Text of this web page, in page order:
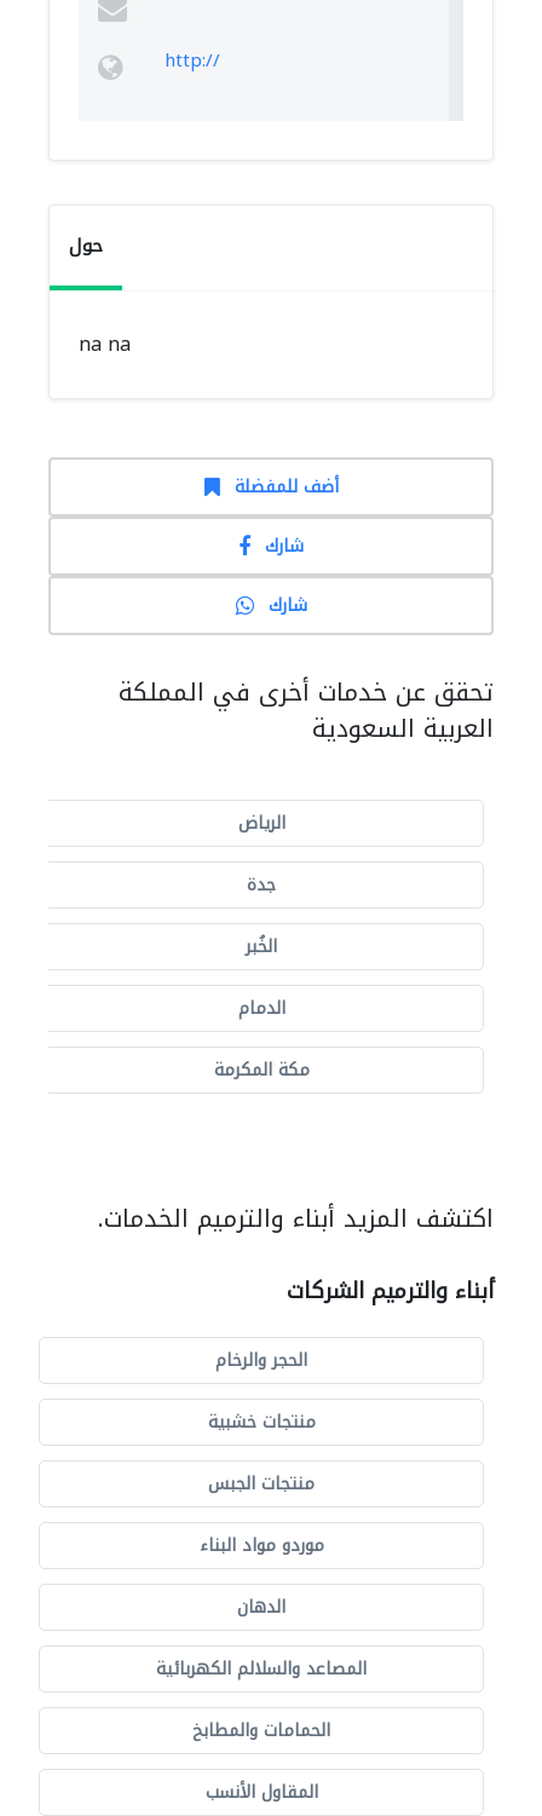
http://
حول
na na
أضف للمفضلة
شارك
شارك
تحقق عن خدمات أخرى في المملكة
العربية السعودية
الرياض
جدة
الخُبر
الدمام
مكة المكرمة
اكتشف المزيد أبناء والترميم الخدمات.
أبناء والترميم الشركات
الحجر والرخام
منتجات خشبية
منتجات الجبس
موردو مواد البناء
الدهان
المصاعد والسلالم الكهربائية
الحمامات والمطابخ
المقاول الأنسب